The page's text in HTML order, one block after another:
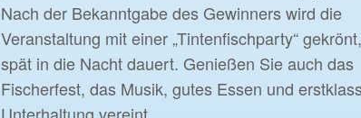
Nach der Bekanntgabe des Gewinners wird die
Veranstaltung mit einer „Tintenfischparty“
spät in die Nacht dauert. Genießen Sie auch das
Fischerfest, das Musik, gutes Essen und